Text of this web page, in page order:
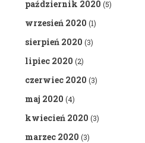
październik 2020 (5)
wrzesień 2020 (1)
sierpień 2020 (3)
lipiec 2020 (2)
czerwiec 2020 (3)
maj 2020 (4)
kwiecień 2020 (3)
marzec 2020 (3)